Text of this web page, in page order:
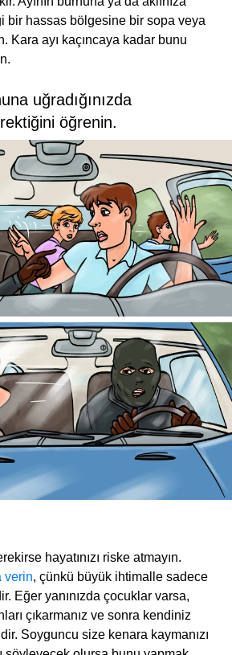
bir hassas bölgesine bir sopa veya
Kara ayı kaçıncaya kadar bunu
uğradığınızda
öğrenin.
hayatınızı riske atmayın.
verin, çünkü büyük ihtimalle sadece
Eğer yanınızda çocuklar varsa,
çıkarmanız ve sonra kendiniz
Soyguncu size kenara kaymanızı